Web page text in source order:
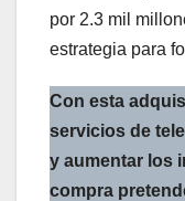
por 2.3 mil
estrategia para
Con esta
servicios de
y aumentar los
compra